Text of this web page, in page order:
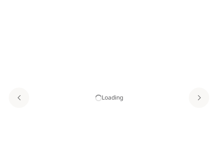
Loading